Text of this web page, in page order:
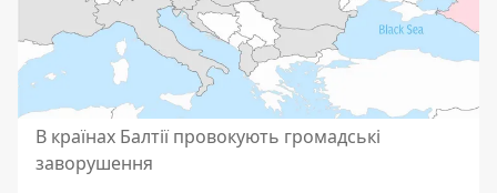
В країнах Балтії провокують громадські
заворушення